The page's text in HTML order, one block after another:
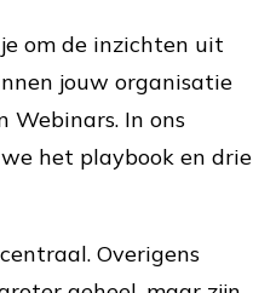
om de inzichten uit
jouw organisatie
Webinars. In ons
het playbook en drie
Overigens